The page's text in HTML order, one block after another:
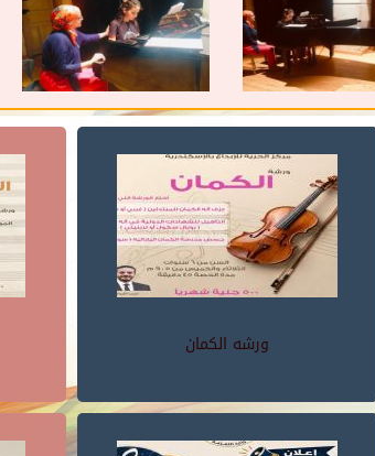
ورشه الكمان